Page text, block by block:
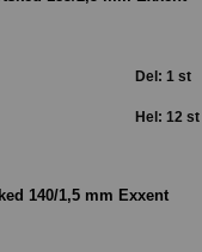
Del: 1 st
Hel: 12 st
140/1,5 mm Exxent